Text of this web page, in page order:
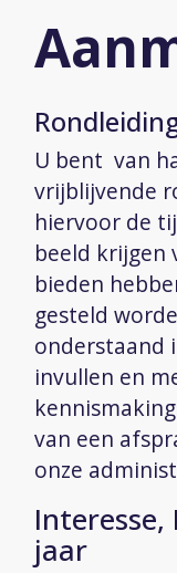
Onze
Bij ons
Reünie 75 jaar
U bent van
vrijblijvende
hiervoor de
beeld krijgen
bieden
gesteld
onderstaand
invullen en
van een
onze
Interesse,
jaar